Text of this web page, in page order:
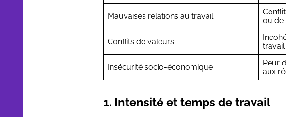
Mauvaises relations au travail
ou de
Conflits de valeurs
Insécurité socio-économique
Peur
aux
1. Intensité et temps de travail